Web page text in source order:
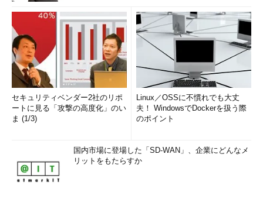
セキュリティベンダー2社のリポ
ートに見る「攻撃の高度化」のい
ま (1/3)
Linux／OSSに不慣れでも大丈
夫！ WindowsでDockerを扱う際
のポイント
国内市場に登場した「SD-WAN」、企業にどんなメ
リットをもたらすか